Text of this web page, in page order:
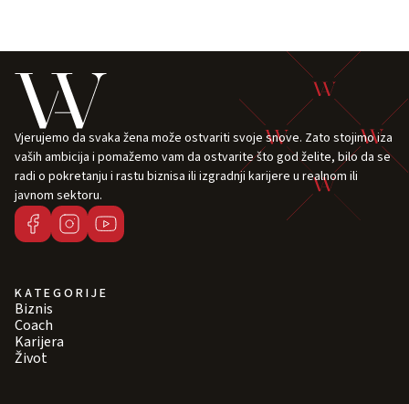
Vjerujemo da svaka žena može ostvariti svoje snove. Zato stojimo iza
vaših ambicija i pomažemo vam da ostvarite što god želite, bilo da se
radi o pokretanju i rastu biznisa ili izgradnji karijere u realnom ili
javnom sektoru.
KATEGORIJE
Biznis
Coach
Karijera
Život